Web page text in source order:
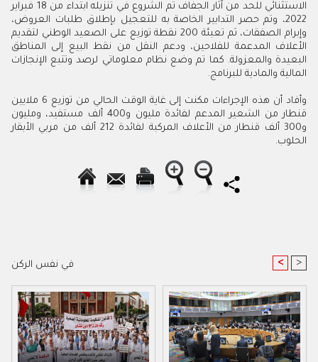
الاستثنائي للحد من آثار الجفاف تم الشروع في تنزيله ابتداء من 18 فبراير
2022، وتم حصر التدابير الخاصة به للتعجيل بإطلاق طلبات العروض،
وإبرام الصفقات، ثم تعبئة 200 نقطة توزيع على الصعيد الوطني لتقديم
الأعلاف المدعمة للفلاحين، ودعم النقل من نقط البيع إلى المناطق
البعيدة والمعزولة. كما تم وضع نظام معلوماتي لرصد وتتبع الإنجازات
المالية والمادية للبرنامج.
وأفاد أن هذه الإجراءات مكنت إلى غاية الوقت الحالي من توزيع 6 ملايين
قنطار من الشعير المدعم لفائدة مليون و400 ألف مستفيد، ومليون
و300 ألف قنطار من الأعلاف المركبة لفائدة 212 ألف من مربي الأبقار
الحلوب.
في نفس الركن < >